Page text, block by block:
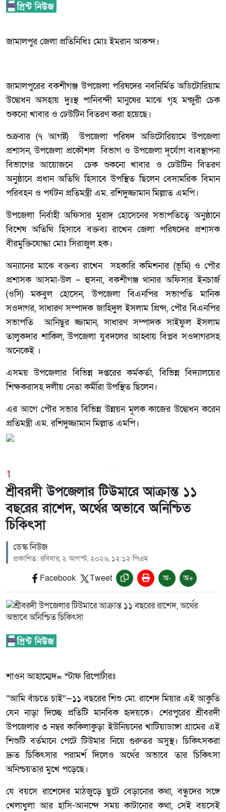
জামালপুর জেলা প্রতিনিধিঃ মোঃ ইমরান আকন্দ।
জামালপুরের বকশীগঞ্জ উপজেলা পরিষদের নবনির্মিত অডিটোরিয়াম
উদ্বোধন অসহায় দুঃস্থ পানিবন্দী মানুষের মাঝে গৃহ মন্জুরী চেক
শুকনো খাবার ও ঢেউটিন বিতরণ করা হয়েছে।
শুক্রবার (৭ আগষ্ট) উপজেলা পরিষদ অডিটোরিয়ামে উপজেলা
প্রশাসন, উপজেলা প্রকৌশল বিভাগ ও উপজেলা দূর্যোগ ব্যবস্থাপনা
বিভাগের আয়োজনে চেক শুকনো খাবার ও ঢেউটিন বিতরণ
অনুষ্ঠানে প্রধান অতিথি হিসাবে উপস্থিত ছিলেন বেসামরিক বিমান
পরিবহন ও পর্যটন প্রতিমন্ত্রী এম. রশিদুজ্জামান মিল্লাত এমপি।
উপজেলা নির্বাহী অফিসার মুরাদ হোসেনের সভাপতিত্বে অনুষ্ঠানে
বিশেষ অতিথি হিসাবে বক্তব্য রাখেন জেলা পরিষদের প্রশাসক
বীরমুক্তিযোদ্ধা মোঃ সিরাজুল হক।
অন্যানের মাঝে বক্তব্য রাখেন সহকারি কমিশনার (ভূমি) ও পৌর
প্রশাসক আসমা-উল – হুসনা, বকশীগঞ্জ থানার অফিসার ইনচার্জ
(ওসি) মকবুল হোসেন, উপজেলা বিএনপির সভাপতি মানিক
সওদাগর, সাধারণ সম্পাদক জাহিদুল ইসলাম প্রিন্স, পৌর বিএনপির
সভাপতি আনিছুর জ্জামান, সাধারণ সম্পাদক সাইফুল ইসলাম
তালুকদার শাকিল, উপজেলা যুবদলের আহ্বায় বিপ্লব সওদাগরসহ
অনেকেই ।
এসময় উপজেলার বিভিন্ন দপ্তরের কর্মকর্তা, বিভিন্ন বিদ্যালয়ের
শিক্ষকরাসহ দলীয় নেতা কর্মীরা উপস্থিত ছিলেন।
এর আগে পৌর সভার বিভিন্ন উন্নয়ন মূলক কাজের উদ্বোধন করেন
প্রতিমন্ত্রী এম. রশিদুজ্জামান মিল্লাত এমপি।
1
শ্রীবরদী উপজেলার টিউমারে আক্রান্ত ১১
বছরের রাশেদ, অর্থের অভাবে অনিশ্চিত
চিকিৎসা
ডেস্ক নিউজ
প্রকাশিত: রবিবার, ২ আগস্ট, ২০২৬, ১২:১২ পিএম
Facebook Tweet অ- অ+
শাওন আহাম্মেদ= স্টাফ রিপোর্টারঃ
“আমি বাঁচতে চাই”—১১ বছরের শিশু মো. রাশেদ মিয়ার এই আকুতি
যেন নাড়া দিচ্ছে প্রতিটি মানবিক হৃদয়কে। শেরপুরের শ্রীবরদী
উপজেলার ৩ নম্বর কাকিলাকুড়া ইউনিয়নের খাটিয়াডাঙ্গা গ্রামের এই
শিশুটি বর্তমানে পেটে টিউমার নিয়ে গুরুতর অসুস্থ। চিকিৎসকরা
দ্রুত চিকিৎসার পরামর্শ দিলেও অর্থের অভাবে তার চিকিৎসা
অনিশ্চয়তার মুখে পড়েছে।
যে বয়সে রাশেদের মাঠজুড়ে ছুটে বেড়ানোর কথা, বন্ধুদের সঙ্গে
খেলাধুলা আর হাসি-আনন্দে সময় কাটানোর কথা, সেই বয়সেই